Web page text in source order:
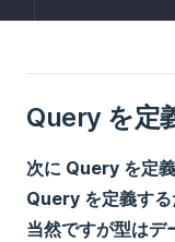
Query を定
次に Query を定義
Query を定義する
当然ですが型はデ